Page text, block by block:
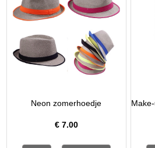
Neon zomerhoedje
€ 7.00